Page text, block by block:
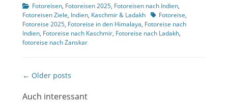
Kategorien
Fotoreisen, Fotoreisen 2025, Fotoreisen nach Indien,
Fotoreisen Ziele, Indien, Kaschmir & Ladakh TagsFotoreise,
Fotoreise 2025, Fotoreise in den Himalaya, Fotoreise nach
Indien, Fotoreise nach Kaschmir, Fotoreise nach Ladakh,
fotoreise nach Zanskar
Beitragsnavigation
← Older posts
Auch interessant